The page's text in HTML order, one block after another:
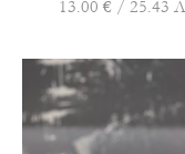
13.00 € / 25.43